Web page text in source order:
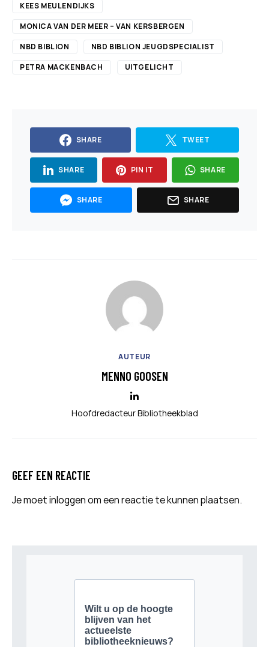
KEES MEULENDIJKS
MONICA VAN DER MEER – VAN KERSBERGEN
NBD BIBLION
NBD BIBLION JEUGDSPECIALIST
PETRA MACKENBACH
UITGELICHT
SHARE TWEET
SHARE PIN IT SHARE
SHARE SHARE
AUTEUR
MENNO GOOSEN
Hoofdredacteur Bibliotheekblad
GEEF EEN REACTIE
Je moetinloggenom een reactie te kunnen plaatsen.